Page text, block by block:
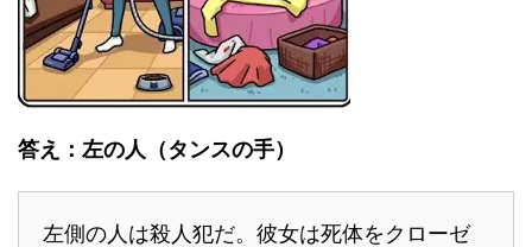
答え：左の人（タンスの手）
左側の人は殺人犯だ。彼女は死体をクローゼ